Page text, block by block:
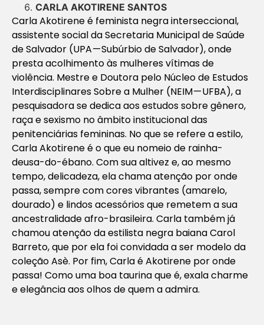
CARLA AKOTIRENE SANTOS
Carla Akotirene é feminista negra interseccional,
assistente social da Secretaria Municipal de Saúde
de Salvador (UPA — Subúrbio de Salvador), onde
presta acolhimento às mulheres vítimas de
violência. Mestre e Doutora pelo Núcleo de Estudos
Interdisciplinares Sobre a Mulher (NEIM — UFBA), a
pesquisadora se dedica aos estudos sobre gênero,
raça e sexismo no âmbito institucional das
penitenciárias femininas. No que se refere a estilo,
Carla Akotirene é o que eu nomeio de rainha-
deusa-do-ébano. Com sua altivez e, ao mesmo
tempo, delicadeza, ela chama atenção por onde
passa, sempre com cores vibrantes (amarelo,
dourado) e lindos acessórios que remetem a sua
ancestralidade afro-brasileira. Carla também já
chamou atenção da estilista negra baiana Carol
Barreto, que por ela foi convidada a ser modelo da
coleção Asè. Por fim, Carla é Akotirene por onde
passa! Como uma boa taurina que é, exala charme
e elegância aos olhos de quem a admira.